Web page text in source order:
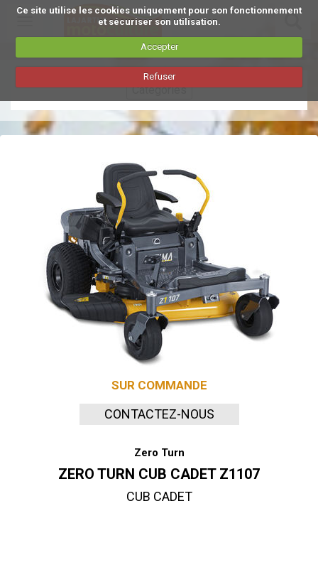
Ce site utilise les cookies uniquement pour son fonctionnement
et sécuriser son utilisation.
Accepter
Refuser
Aller
principal
navigation
Catégories
SUR COMMANDE
CONTACTEZ-NOUS
Zero Turn
ZERO TURN CUB CADET Z1107
CUB CADET